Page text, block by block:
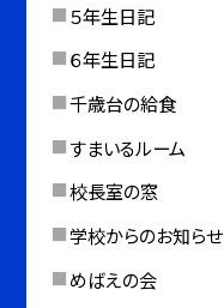
５年生日記
６年生日記
千歳台の給食
すまいるルーム
校長室の窓
学校からのお知らせ
めばえの会